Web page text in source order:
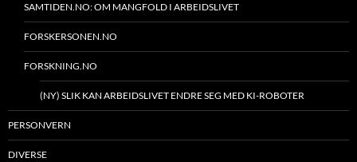
SAMTIDEN.NO: OM MANGFOLD I ARBEIDSLIVET
FORSKERSONEN.NO
FORSKNING.NO
(NY) SLIK KAN ARBEIDSLIVET ENDRE SEG MED KI-ROBOTER
PERSONVERN
DIVERSE